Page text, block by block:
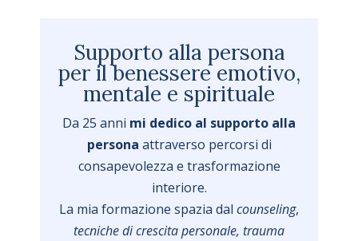
Supporto alla persona
per il benessere emotivo,
mentale e spirituale
Da 25 anni mi dedico al supporto alla
persona attraverso percorsi di
consapevolezza e trasformazione
interiore.
La mia formazione spazia dal counseling,
tecniche di crescita personale, trauma